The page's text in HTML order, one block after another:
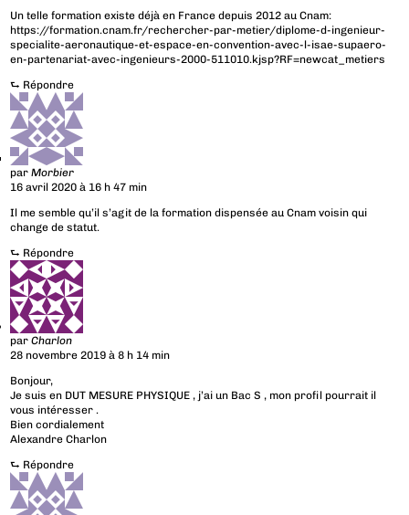
Un telle formation existe déjà en France depuis 2012 au Cnam:
https://formation.cnam.fr/rechercher-par-metier/diplome-d-ingenieur-
specialite-aeronautique-et-espace-en-convention-avec-l-isae-supaero-
en-partenariat-avec-ingenieurs-2000-511010.kjsp?RF=newcat_metiers
⮑ Répondre
parMorbier
16 avril 2020 à 16 h 47 min
Il me semble qu’il s’agit de la formation dispensée au Cnam voisin qui
change de statut.
⮑ Répondre
parCharlon
28 novembre 2019 à 8 h 14 min
Bonjour,
Je suis en DUT MESURE PHYSIQUE , j’ai un Bac S , mon profil pourrait il
vous intéresser .
Bien cordialement
Alexandre Charlon
⮑ Répondre